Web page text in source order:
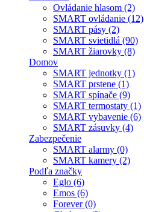
Ovládanie hlasom (2)
SMART ovládanie (12)
SMART pásy (2)
SMART svietidlá (90)
SMART žiarovky (8)
Domov
SMART jednotky (1)
SMART prstene (1)
SMART spínače (9)
SMART termostaty (1)
SMART vybavenie (6)
SMART zásuvky (4)
Zabezpečenie
SMART alarmy (0)
SMART kamery (2)
Podľa značky
Eglo (6)
Emos (6)
Forever (0)